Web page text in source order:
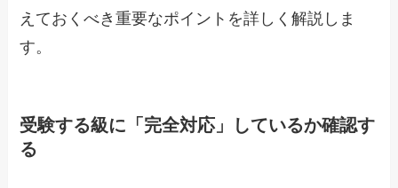
えておくべき重要なポイントを詳しく解説しま
す。
受験する級に「完全対応」しているか確認す
る